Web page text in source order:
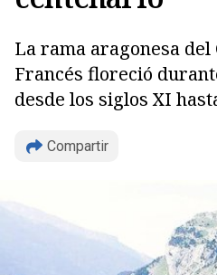
La rama aragonesa del
Francés floreció
desde los siglos XI
Compartir